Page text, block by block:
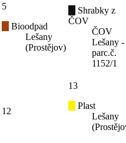
5
Bioodpad
Lešany
(Prostějov)
Shrabky z
ČOV
ČOV
Lešany -
parc.č.
1152/1
12
13
Plast
Lešany